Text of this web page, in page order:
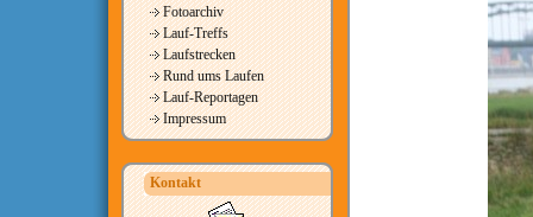
Fotoarchiv
Lauf-Treffs
Laufstrecken
Rund ums Laufen
Lauf-Reportagen
Impressum
Kontakt